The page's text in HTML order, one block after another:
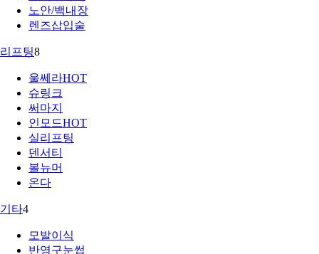
노안/백내장
렌즈삽입술
리프팅8
울쎄라HOT
슈링크
써마지
인모드HOT
실리프팅
덴서티
볼뉴머
온다
기타4
모발이식
반영구눈썹